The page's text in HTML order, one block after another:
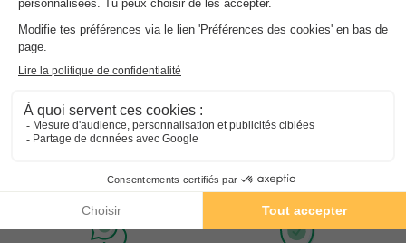
Découvrez ci-dessous la sélection de campings réalisée par nos
experts et réservez vos vacances au meilleur prix grâce à nos
réductions exclusives jusqu'à -60% !
Que vous soyez à la recherche d'un camping calme à la campagne
ou d'un camping familial avec parc aquatique, vous trouverez
forcément le camping idéal pour vos prochaines vacances grâce à
notre large choix d'offres.